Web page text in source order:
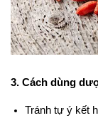
3. Cách dùng
Tránh tự ý kết